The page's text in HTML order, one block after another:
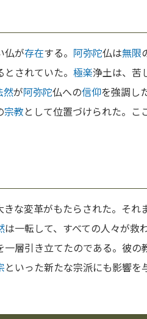
仏が存在する。 阿弥陀仏は無限
されていた。 極楽浄土は、苦
然が阿弥陀仏への信仰を強調し
宗教として位置づけられた。こ
きな変革がもたらされた。それ
は一転して、すべての人々が救
層引き立てたのである。彼の
といった新たな宗派にも影響を